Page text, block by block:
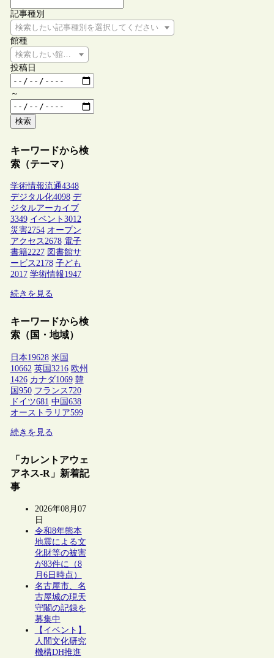
記事種別
検索したい記事種別を選択してください
館種
検索したい館種を選択してください
投稿日
～
検索
キーワードから検
索（テーマ）
学術情報流通4348
デジタル化4098 デ
ジタルアーカイブ
3349 イベント 3012
災害2754 オープン
アクセス2678 電子
書籍2227 図書館サ
ービス2178 子ども
2017 学術情報1947
続きを見る
キーワードから検
索（国・地域）
日本19628 米国
10662 英国 3216 欧州
1426 カナダ1069 韓
国 950 フランス 720
ドイツ681 中国 638
オーストラリア599
続きを見る
「カレントアウェ
アネス-R」新着記
事
2026年08月07
日
令和8年熊本
地震による文
化財等の被害
が83件に（8
月6日時点）
名古屋市、名
古屋城の現天
守閣の記録を
募集中
【イベント】
人間文化研究
機構DH推進